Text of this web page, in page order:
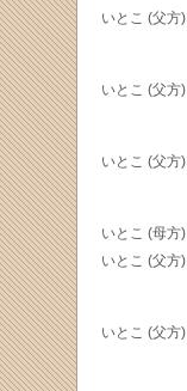
いとこ (父方)
いとこ (父方)
いとこ (父方)
いとこ (母方)
いとこ (父方)
いとこ (父方)